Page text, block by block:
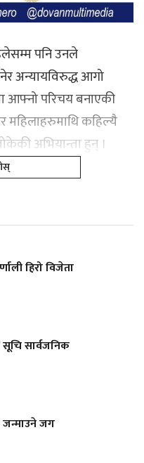
पनि उनले
अन्यायविरुद्ध आगो
आफ्नो परिचय बनाएकी
महिलाहरुमाथि कहिल्यै
अभियान्ता हुन् ।
हिरो विजेता
सूचि सार्वजनिक
जन्माउने जग